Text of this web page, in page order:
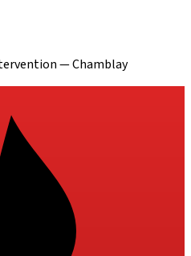
— Chamblay